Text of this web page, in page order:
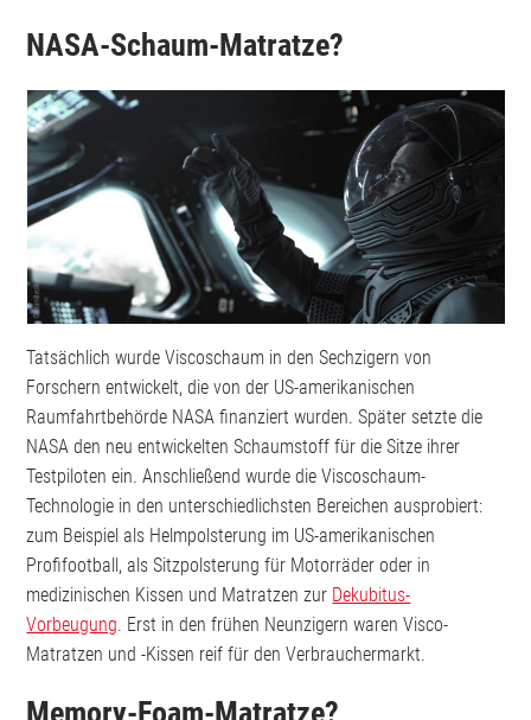
NASA-Schaum-Matratze?
Tatsächlich wurde Viscoschaum in den Sechzigern von
Forschern entwickelt, die von der US-amerikanischen
Raumfahrtbehörde NASA finanziert wurden. Später setzte die
NASA den neu entwickelten Schaumstoff für die Sitze ihrer
Testpiloten ein. Anschließend wurde die Viscoschaum-
Technologie in den unterschiedlichsten Bereichen ausprobiert:
zum Beispiel als Helmpolsterung im US-amerikanischen
Profifootball, als Sitzpolsterung für Motorräder oder in
medizinischen Kissen und Matratzen zur Dekubitus-
Vorbeugung. Erst in den frühen Neunzigern waren Visco-
Matratzen und -Kissen reif für den Verbrauchermarkt.